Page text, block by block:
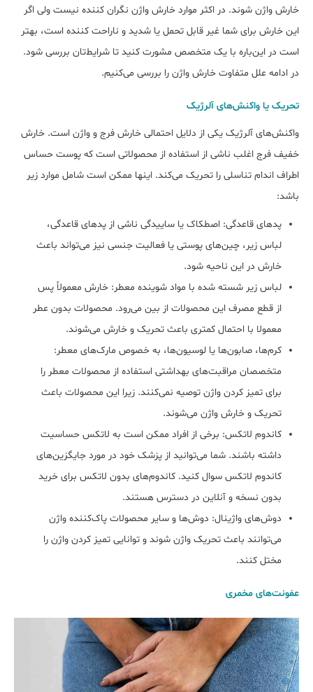
خارش واژن شوند. در اکثر موارد خارش واژن نگران کننده نیست ولی اگر
این خارش برای شما غیر قابل تحمل یا شدید و ناراحت کننده است، بهتر
است در این‌باره با یک متخصص مشورت کنید تا شرایط‌تان بررسی شود.
در ادامه علل متفاوت خارش واژن را بررسی می‌کنیم.
تحریک یا واکنش‌های آلرژیک
واکنش‌های آلرژیک یکی از دلایل احتمالی خارش فرج و واژن است. خارش
خفیف فرج اغلب ناشی از استفاده از محصولاتی است که پوست حساس
اطراف اندام تناسلی را تحریک می‌کند. اینها ممکن است شامل موارد زیر
باشد:
پدهای قاعدگی: اصطکاک یا ساییدگی ناشی از پدهای قاعدگی،
لباس زیر، چین‌های پوستی یا فعالیت جنسی نیز می‌تواند باعث
خارش در این ناحیه شود.
لباس زیر شسته شده با مواد شوینده معطر: خارش معمولاً پس
از قطع مصرف این محصولات از بین می‌رود. محصولات بدون عطر
معمولا با احتمال کمتری باعث تحریک و خارش می‌شوند.
کرم‌ها، صابون‌ها یا لوسیون‌ها، به خصوص مارک‌های معطر:
متخصصان مراقبت‌های بهداشتی استفاده از محصولات معطر را
برای تمیز کردن واژن توصیه نمی‌کنند. زیرا این محصولات باعث
تحریک و خارش واژن می‌شوند.
کاندوم لاتکس: برخی از افراد ممکن است به لاتکس حساسیت
داشته باشند. شما می‌توانید از پزشک خود در مورد جایگزین‌های
کاندوم لاتکس سوال کنید. کاندوم‌های بدون لاتکس برای خرید
بدون نسخه و آنلاین در دسترس هستند.
دوش‌های واژینال: دوش‌ها و سایر محصولات پاک‌کننده واژن
می‌توانند باعث تحریک واژن شوند و توانایی تمیز کردن واژن را
مختل کنند.
عفونت‌های مخمری